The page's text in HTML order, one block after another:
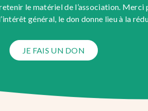
le matériel de l’association.
général, le don donne lieu à la
JE FAIS UN DON